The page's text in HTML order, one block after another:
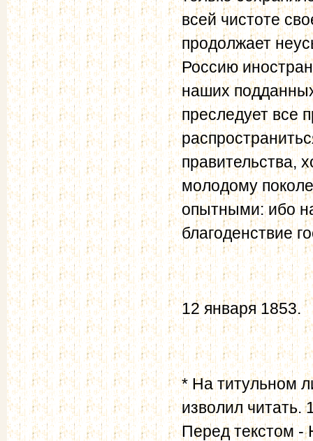
всей чистоте
продолжает
Россию
наших
преследует все
правительства,
молодому
опытными: ибо
благоденствие
12 января 1853.
* На титульном
изволил читать.
Перед текстом -